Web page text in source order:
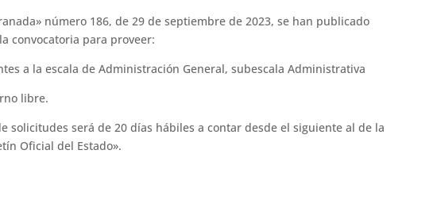
número 186, de 29 de septiembre de 2023, se han publicado
convocatoria para proveer:
a la escala de Administración General, subescala Administrativa
libre.
solicitudes será de 20 días hábiles a contar desde el siguiente al de la
Oficial del Estado».